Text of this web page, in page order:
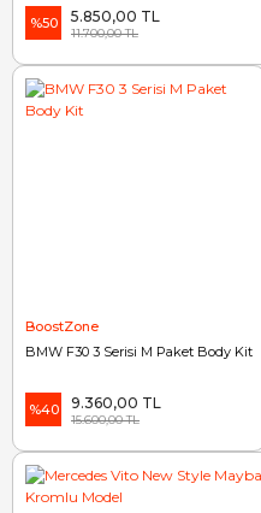
%50 5.850,00 TL
11.700,00 TL
BoostZone
BMW F30 3 Serisi M Paket Body Kit
%40 9.360,00 TL
15.600,00 TL